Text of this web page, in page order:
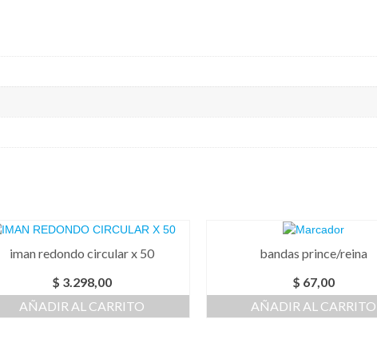
iman redondo circular x 50
$ 3.298,00
AÑADIR AL CARRITO
bandas prince/reina
$ 67,00
AÑADIR AL CARRITO